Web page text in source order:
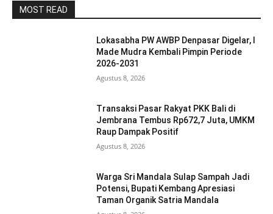
MOST READ
Lokasabha PW AWBP Denpasar Digelar, I
Made Mudra Kembali Pimpin Periode
2026-2031
Agustus 8, 2026
Transaksi Pasar Rakyat PKK Bali di
Jembrana Tembus Rp672,7 Juta, UMKM
Raup Dampak Positif
Agustus 8, 2026
Warga Sri Mandala Sulap Sampah Jadi
Potensi, Bupati Kembang Apresiasi
Taman Organik Satria Mandala